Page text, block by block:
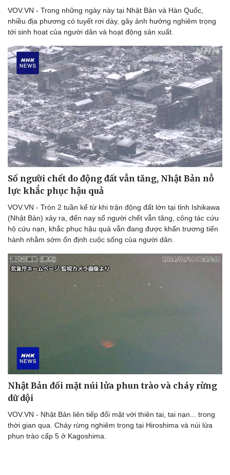
Du lịch
Săn Tour
check-in
Podcast
Đọc truyện đêm khuya
Kể chuyện cho bé
Hạt giống tâm hồn
VOV.VN - Trong những ngày này tại Nhật Bản và Hàn Quốc,
nhiều địa phương có tuyết rơi dày, gây ảnh hưởng nghiêm trọng
tới sinh hoạt của người dân và hoạt động sản xuất.
Số người chết do động đất vẫn tăng, Nhật Bản nỗ
lực khắc phục hậu quả
VOV.VN - Tròn 2 tuần kể từ khi trận động đất lớn tại tỉnh Ishikawa
(Nhật Bản) xảy ra, đến nay số người chết vẫn tăng, công tác cứu
hộ cứu nạn, khắc phục hậu quả vẫn đang được khẩn trương tiến
hành nhằm sớm ổn định cuộc sống của người dân.
Nhật Bản đối mặt núi lửa phun trào và cháy rừng
dữ dội
VOV.VN - Nhật Bản liên tiếp đối mặt với thiên tai, tai nạn... trong
thời gian qua. Cháy rừng nghiêm trọng tại Hiroshima và núi lửa
phun trào cấp 5 ở Kagoshima.